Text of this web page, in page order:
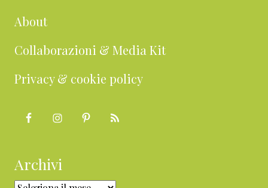
About
Collaborazioni & Media Kit
Privacy & cookie policy
Archivi